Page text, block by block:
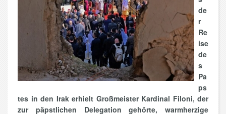
de
r
Re
ise
de
s
Pa
ps
tes in den Irak erhielt Großmeister Kardinal Filoni, der
zur päpstlichen Delegation gehörte, warmherzige